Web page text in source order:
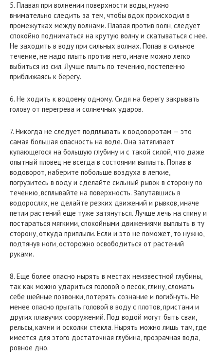
5. Плавая при волнении поверхности воды, нужно
внимательно следить за тем, чтобы вдох происходил в
промежутках между волнами. Плавая против волн, следует
спокойно подниматься на крутую волну и скатываться с нее.
Не заходить в воду при сильных волнах. Попав в сильное
течение, не надо плыть против него, иначе можно легко
выбиться из сил. Лучше плыть по течению, постепенно
приближаясь к берегу.
6. Не ходить к водоему одному. Сидя на берегу закрывать
голову от перегрева и солнечных ударов.
7. Никогда не следует подплывать к водоворотам — это
самая большая опасность на воде. Она затягивает
купающегося на большую глубину и с такой силой, что даже
опытный пловец не всегда в состоянии выплыть. Попав в
водоворот, наберите побольше воздуха в легкие,
погрузитесь в воду и сделайте сильный рывок в сторону по
течению, всплывайте на поверхность. Запутавшись в
водорослях, не делайте резких движений и рывков, иначе
петли растений еще туже затянуться. Лучше лечь на спину и
постараться мягкими, спокойными движениями выплыть в ту
сторону, откуда приплыли. Если и это не поможет, то нужно,
подтянув ноги, осторожно освободиться от растений
руками.
8. Еще более опасно нырять в местах неизвестной глубины,
так как можно удариться головой о песок, глину, сломать
себе шейные позвонки, потерять сознание и погибнуть. Не
менее опасно прыгать головой в воду с плотов, пристани и
других плавучих сооружений. Под водой могут быть сваи,
рельсы, камни и осколки стекла. Нырять можно лишь там, где
имеется для этого достаточная глубина, прозрачная вода,
ровное дно.